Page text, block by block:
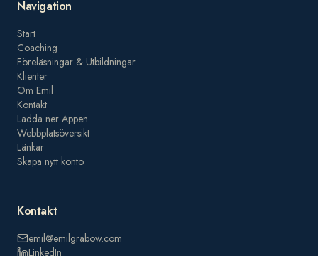
Navigation
Start
Coaching
Föreläsningar & Utbildningar
Klienter
Om Emil
Kontakt
Ladda ner Appen
Webbplatsöversikt
Länkar
Skapa nytt konto
Kontakt
emil@emilgrabow.com
LinkedIn